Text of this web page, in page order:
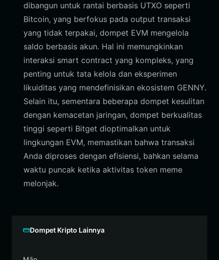
dibangun untuk rantai berbasis UTXO seperti
Bitcoin, yang berfokus pada output transaksi
yang tidak terpakai, dompet EVM mengelola
saldo berbasis akun. Hal ini memungkinkan
interaksi smart contract yang kompleks, yang
penting untuk tata kelola dan eksperimen
likuiditas yang mendefinisikan ekosistem GENNY.
Selain itu, sementara beberapa dompet kesulitan
dengan kemacetan jaringan, dompet berkualitas
tinggi seperti Bitget dioptimalkan untuk
lingkungan EVM, memastikan bahwa transaksi
Anda diproses dengan efisiensi, bahkan selama
waktu puncak ketika aktivitas token meme
melonjak.
Dompet Kripto Lainnya